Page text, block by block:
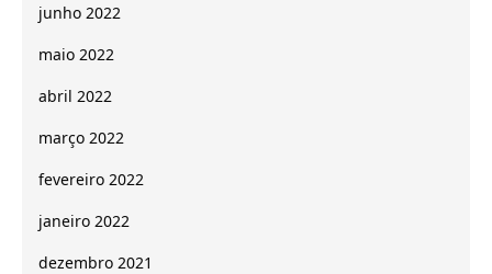
junho 2022
maio 2022
abril 2022
março 2022
fevereiro 2022
janeiro 2022
dezembro 2021